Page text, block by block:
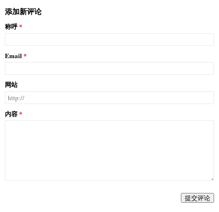
添加新评论
称呼
Email
网站
内容
提交评论